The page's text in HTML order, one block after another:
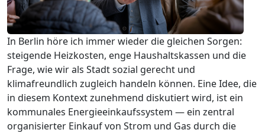
In Berlin höre ich immer wieder die gleichen Sorgen:
steigende Heizkosten, enge Haushaltskassen und die
Frage, wie wir als Stadt sozial gerecht und
klimafreundlich zugleich handeln können. Eine Idee, die
in diesem Kontext zunehmend diskutiert wird, ist ein
kommunales Energieeinkaufssystem — ein zentral
organisierter Einkauf von Strom und Gas durch die